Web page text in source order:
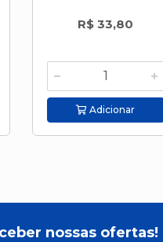
R$ 33,80
Adicionar
nossas ofertas!